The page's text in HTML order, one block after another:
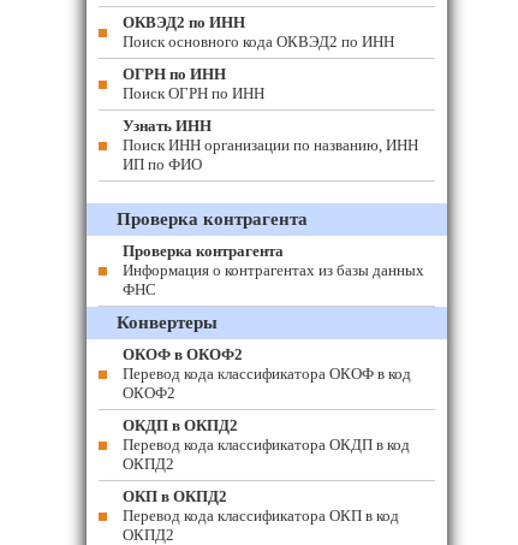
ОКВЭД2 по ИНН
Поиск основного кода ОКВЭД2 по ИНН
ОГРН по ИНН
Поиск ОГРН по ИНН
Узнать ИНН
Поиск ИНН организации по названию, ИНН
ИП по ФИО
Проверка контрагента
Проверка контрагента
Информация о контрагентах из базы данных
ФНС
Конвертеры
ОКОФ в ОКОФ2
Перевод кода классификатора ОКОФ в код
ОКОФ2
ОКДП в ОКПД2
Перевод кода классификатора ОКДП в код
ОКПД2
ОКП в ОКПД2
Перевод кода классификатора ОКП в код
ОКПД2